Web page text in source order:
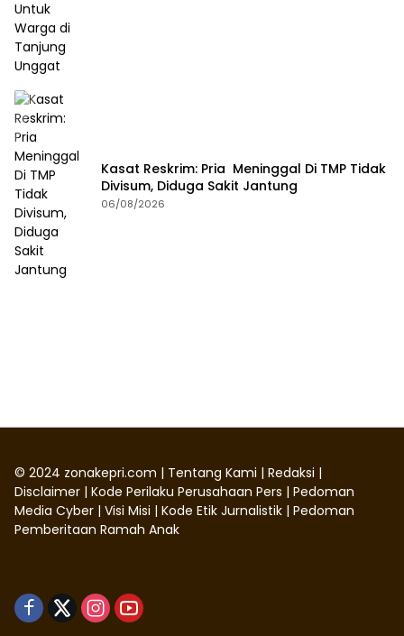
Kasat Reskrim: Pria Meninggal Di TMP Tidak
Divisum, Diduga Sakit Jantung
06/08/2026
© 2024 zonakepri.com | Tentang Kami | Redaksi |
Disclaimer | Kode Perilaku Perusahaan Pers | Pedoman
Media Cyber | Visi Misi | Kode Etik Jurnalistik | Pedoman
Pemberitaan Ramah Anak